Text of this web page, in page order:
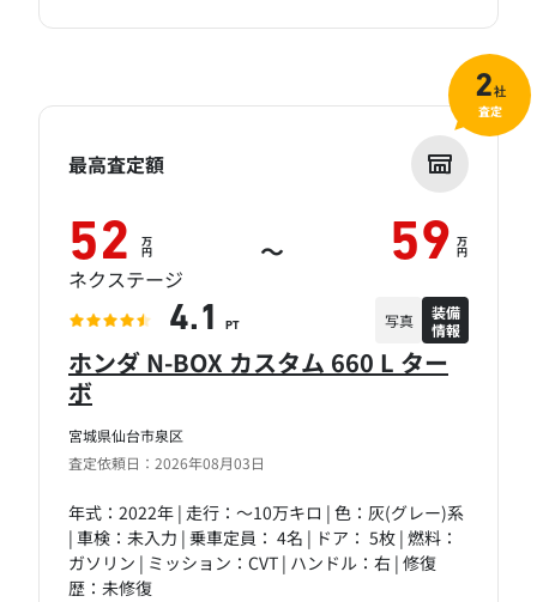
宮城県仙台市泉区
査定依頼日：2026年08月03日
ホンダ N-BOX カスタム 660 L ター
ボ
年式：2022年 | 走行：～10万キロ | 色：灰(グレー)系
| 車検：未入力 | 乗車定員： 4名 | ドア： 5枚 | 燃料：
ガソリン | ミッション：CVT | ハンドル：右 | 修復
歴：未修復
最高査定額
52 万
円 ～ 59 万
円
ネクステージ
4.1 PT 写真
装備
情報
2社
査定